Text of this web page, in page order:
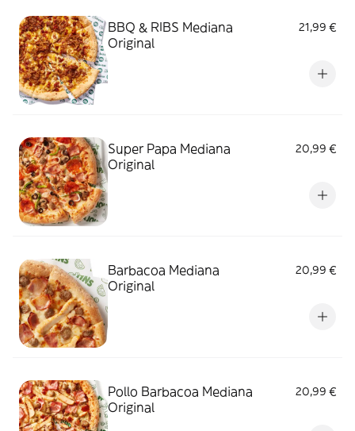
BBQ & RIBS Mediana
Original
21,99 €
Super Papa Mediana
Original
20,99 €
Barbacoa Mediana
Original
20,99 €
Pollo Barbacoa Mediana
Original
20,99 €